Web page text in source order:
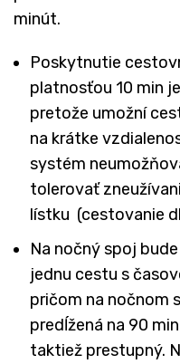
minút.
Poskytnutie
platnosťou 10 min
pretože umožní
na krátke
systém
tolerovať
lístku (cestovanie
Na nočný spoj
jednu cestu s
pričom na nočnom
predĺžená na 90
taktiež prestupný.